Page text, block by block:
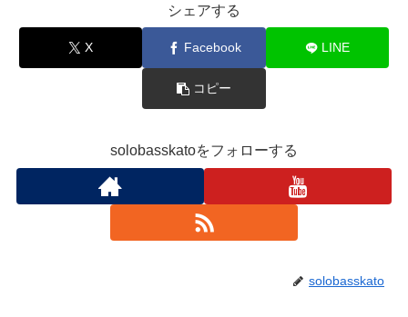
シェアする
X Facebook LINE
コピー
solobasskatoをフォローする
solobasskato